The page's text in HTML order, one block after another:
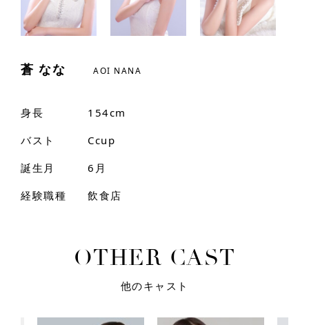
蒼 なな AOI NANA
身長
154cm
バスト
Ccup
誕生月
6月
経験職種
飲食店
OTHER CAST
他のキャスト